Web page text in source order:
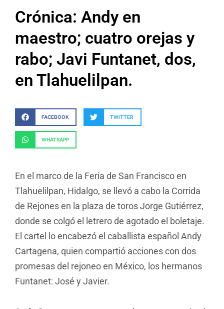
Crónica: Andy en
maestro; cuatro orejas y
rabo; Javi Funtanet, dos,
en Tlahuelilpan.
FACEBOOK TWITTER
WHATSAPP
En el marco de la Feria de San Francisco en
Tlahuelilpan, Hidalgo, se llevó a cabo la Corrida
de Rejones en la plaza de toros Jorge Gutiérrez,
donde se colgó el letrero de agotado el boletaje.
El cartel lo encabezó el caballista español Andy
Cartagena, quien compartió acciones con dos
promesas del rejoneo en México, los hermanos
Funtanet: José y Javier.